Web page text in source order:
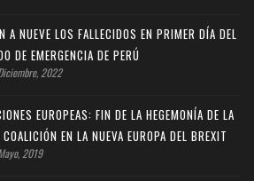
A NUEVE LOS FALLECIDOS EN PRIMER DÍA DEL
DE EMERGENCIA DE PERÚ
2022
EUROPEAS: FIN DE LA HEGEMONÍA DE LA
EN LA NUEVA EUROPA DEL BREXIT
2019